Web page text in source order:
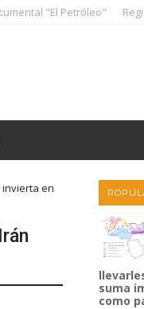
"El Petróleo"
invierta en
suma
como